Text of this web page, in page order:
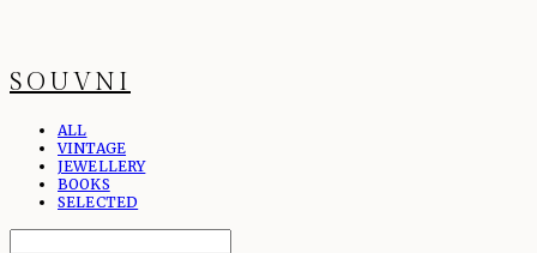
SOUVNI
ALL
VINTAGE
JEWELLERY
BOOKS
SELECTED